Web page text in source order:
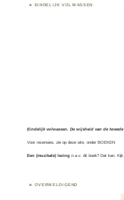
EINDELIJK VOLWASSEN
Eindelijk volwassen. De wijsheid van de tweede
Voor recensies, zie op deze site, onderBOEKEN
Een (muzikale) lezing n.a.v. dit boek? Dat kan.
OVERWELDIGEND